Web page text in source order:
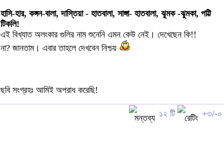
হাসি-হার, কঙ্গন-বালা, দাস্তিয়া - হাতবালা, সাঙ্গা- হাতবালা, ঝুমক -ঝুমকা, পট্টি
টিকলি!
এই বিখ্যাত অলংকার গুলির নাম শুনেনি এমন কেউ নেই। দেখেছেন কি!!
না? জানতাম। এবার তাহলে দেখবেন নিশ্চয়
ছবি সংগ্রহঃ আমিই অপরাধ করেছি!
১২ টি +৩/-০